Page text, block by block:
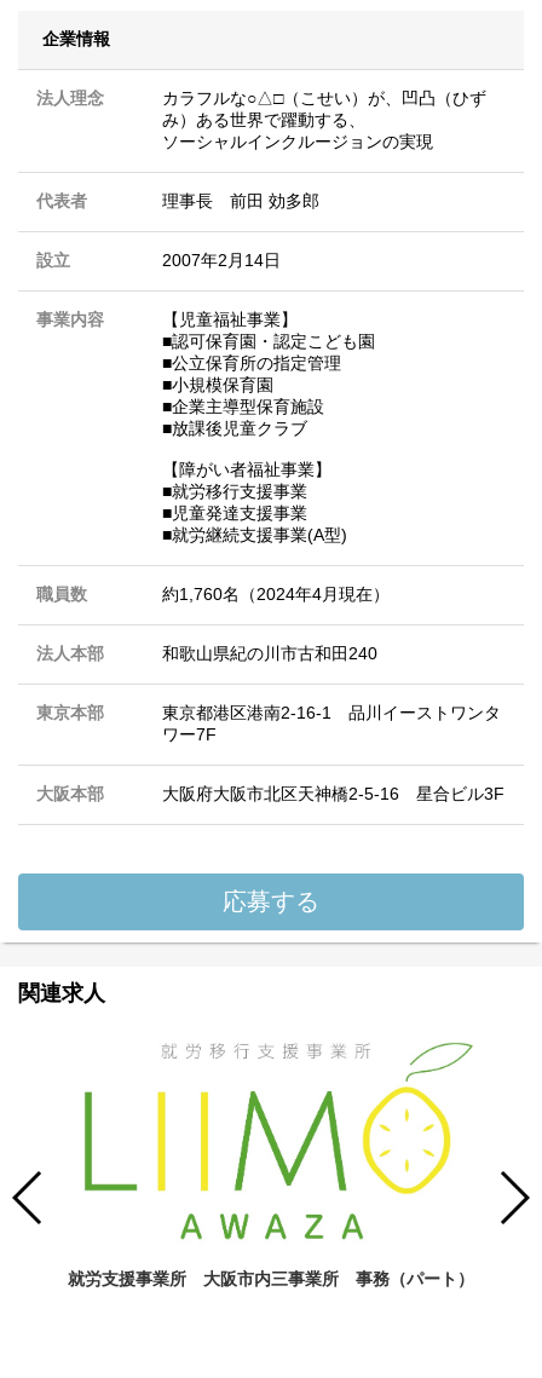
企業情報
法人理念
カラフルな○△□（こせい）が、凹凸（ひず
み）ある世界で躍動する、
ソーシャルインクルージョンの実現
代表者 理事長 前田 効多郎
設立 2007年2月14日
事業内容
【児童福祉事業】
■認可保育園・認定こども園
■公立保育所の指定管理
■小規模保育園
■企業主導型保育施設
■放課後児童クラブ
【障がい者福祉事業】
■就労移行支援事業
■児童発達支援事業
■就労継続支援事業(A型)
職員数 約1,760名（2024年4月現在）
法人本部 和歌山県紀の川市古和田240
東京本部
東京都港区港南2-16-1 品川イーストワンタ
ワー7F
大阪本部 大阪府大阪市北区天神橋2-5-16 星合ビル3F
応募する
関連求人
就労支援事業所 大阪市内三事業所 事務（パート）